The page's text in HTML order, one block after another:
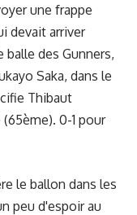
une frappe
devait arriver
balle des Gunners,
Saka, dans le
Thibaut
0-1 pour
le ballon dans les
peu d'espoir au